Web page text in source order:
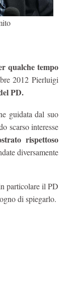
qualche tempo
2012 Pierluigi
PD.
guidata dal suo
scarso interesse
rispettoso
diversamente
particolare il PD
di spiegarlo.